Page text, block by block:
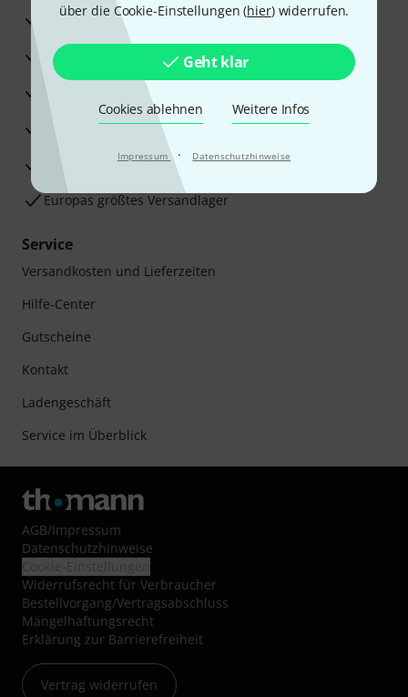
über die Cookie-Einstellungen (hier) widerrufen.
Geht klar
Cookies ablehnen Weitere Infos
Impressum · Datenschutzhinweise
3 Jahre Thomann Garantie
30 Tage Money-Back-Garantie
Reparaturservice
Beratung durch Fachexperten
Zufriedenheitsgarantie
Europas größtes Versandlager
Service
Versandkosten und Lieferzeiten
Hilfe-Center
Gutscheine
Kontakt
Ladengeschäft
Service im Überblick
AGB/Impressum
Datenschutzhinweise
Widerrufsrecht für Verbraucher
Bestellvorgang/Vertragsabschluss
Mängelhaftungsrecht
Erklärung zur Barrierefreiheit
Vertrag widerrufen